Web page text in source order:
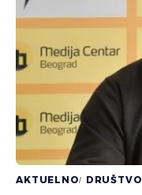
AKTUELNO DRUŠTVO